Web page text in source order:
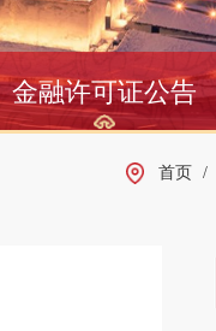
金融许可证公告
首页 /